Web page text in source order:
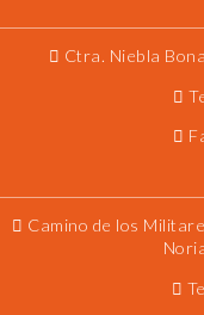
Ctra. Niebla
Camino de los